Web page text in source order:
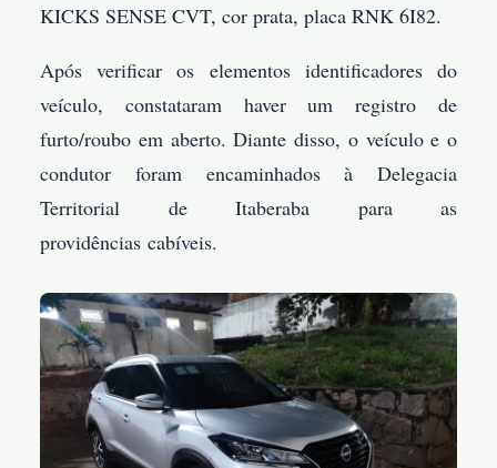
KICKS SENSE CVT, cor prata, placa RNK 6I82.
Após verificar os elementos identificadores do
veículo, constataram haver um registro de
furto/roubo em aberto. Diante disso, o veículo e o
condutor foram encaminhados à Delegacia
Territorial de Itaberaba para as
providências cabíveis.